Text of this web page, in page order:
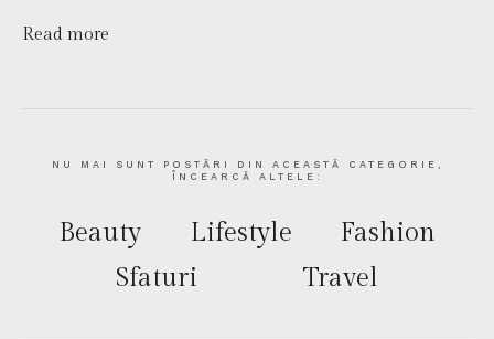
Read more
NU MAI SUNT POSTĂRI DIN ACEASTĂ CATEGORIE,
ÎNCEARCĂ ALTELE:
Beauty Lifestyle
Fashion
Sfaturi
Travel